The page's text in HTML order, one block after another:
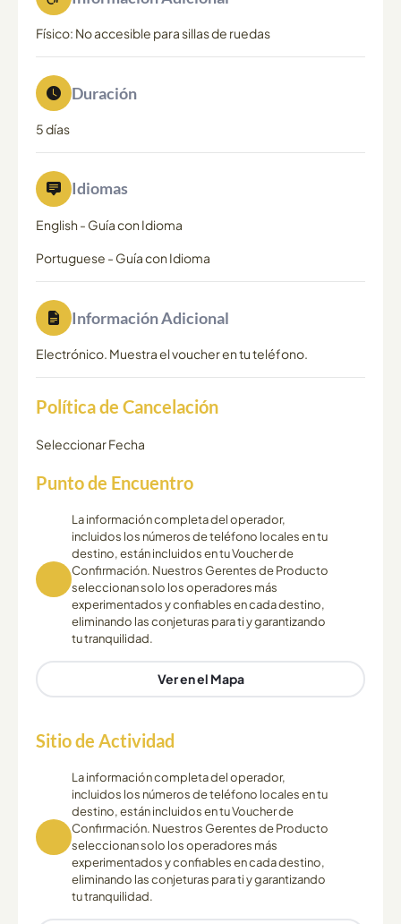
Físico: No accesible para sillas de ruedas
Duración
5 días
Idiomas
English - Guía con Idioma
Portuguese - Guía con Idioma
Información Adicional
Electrónico. Muestra el voucher en tu teléfono.
Política de Cancelación
Seleccionar Fecha
Punto de Encuentro
La información completa del operador,
incluidos los números de teléfono locales en tu
destino, están incluidos en tu Voucher de
Confirmación. Nuestros Gerentes de Producto
seleccionan solo los operadores más
experimentados y confiables en cada destino,
eliminando las conjeturas para ti y garantizando
tu tranquilidad.
Ver en el Mapa
Sitio de Actividad
La información completa del operador,
incluidos los números de teléfono locales en tu
destino, están incluidos en tu Voucher de
Confirmación. Nuestros Gerentes de Producto
seleccionan solo los operadores más
experimentados y confiables en cada destino,
eliminando las conjeturas para ti y garantizando
tu tranquilidad.